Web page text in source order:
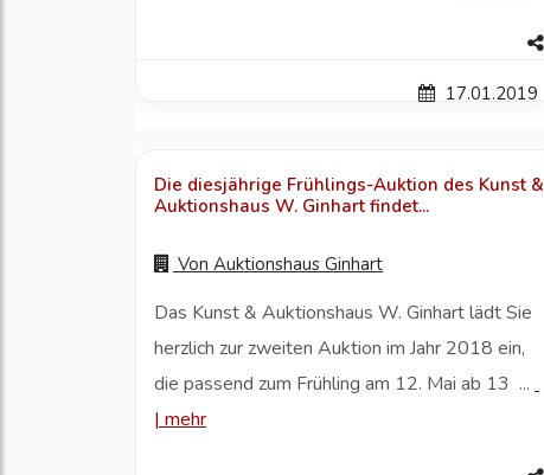
17.01.2019
Die diesjährige Frühlings-Auktion des Kunst &
Auktionshaus W. Ginhart findet...
Von Auktionshaus Ginhart
Das Kunst & Auktionshaus W. Ginhart lädt Sie
herzlich zur zweiten Auktion im Jahr 2018 ein,
die passend zum Frühling am 12. Mai ab 13 ...
| mehr